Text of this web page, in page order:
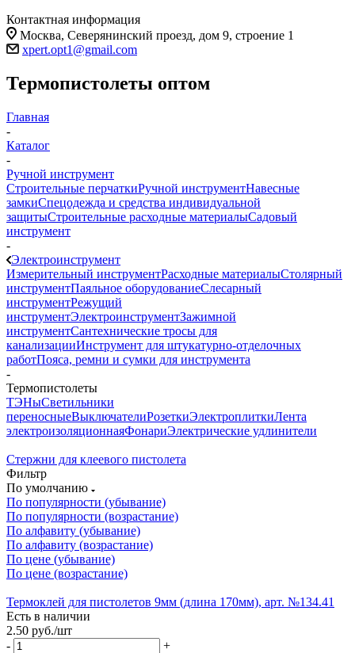
Контактная информация
Москва, Северянинский проезд, дом 9, строение 1
xpert.opt1@gmail.com
Термопистолеты оптом
Главная
-
Каталог
-
Ручной инструмент
Строительные перчаткиРучной инструментНавесные
замкиСпецодежда и средства индивидуальной
защитыСтроительные расходные материалыСадовый
инструмент
-
Электроинструмент
Измерительный инструментРасходные материалыСтолярный
инструментПаяльное оборудованиеСлесарный
инструментРежущий
инструментЭлектроинструментЗажимной
инструментСантехнические тросы для
канализацииИнструмент для штукатурно-отделочных
работПояса, ремни и сумки для инструмента
-
Термопистолеты
ТЭНыСветильники
переносныеВыключателиРозеткиЭлектроплиткиЛента
электроизоляционнаяФонариЭлектрические удлинители
Стержни для клеевого пистолета
Фильтр
По умолчанию
По популярности (убывание)
По популярности (возрастание)
По алфавиту (убывание)
По алфавиту (возрастание)
По цене (убывание)
По цене (возрастание)
Термоклей для пистолетов 9мм (длина 170мм), арт. №134.41
Есть в наличии
2.50 руб./шт
-
+